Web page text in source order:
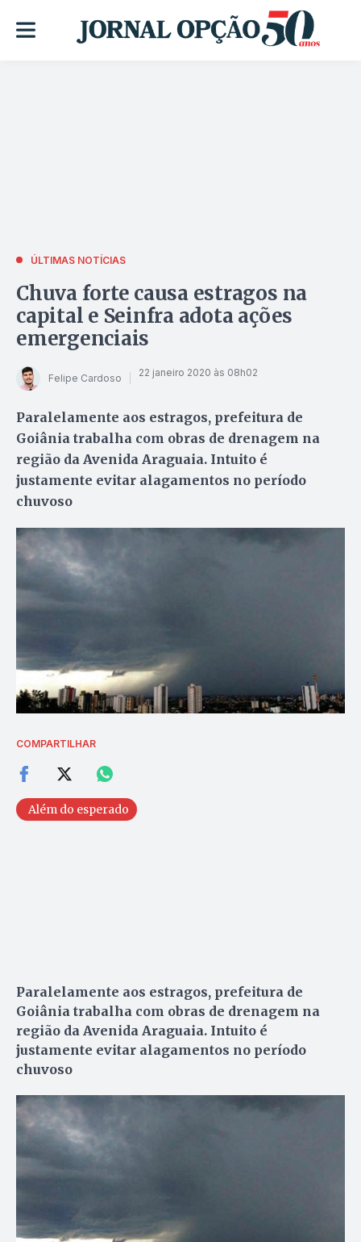
ÚLTIMAS NOTÍCIAS
Chuva forte causa estragos na
capital e Seinfra adota ações
emergenciais
Felipe Cardoso 22 janeiro 2020 às 08h02
Paralelamente aos estragos, prefeitura de
Goiânia trabalha com obras de drenagem na
região da Avenida Araguaia. Intuito é
justamente evitar alagamentos no período
chuvoso
COMPARTILHAR
Além do esperado
Paralelamente aos estragos, prefeitura de
Goiânia trabalha com obras de drenagem na
região da Avenida Araguaia. Intuito é
justamente evitar alagamentos no período
chuvoso